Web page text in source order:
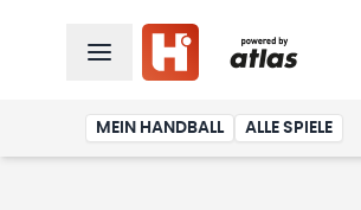
MEIN HANDBALL ALLE SPIELE